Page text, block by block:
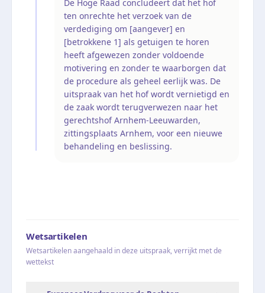
De Hoge Raad concludeert dat het hof
ten onrechte het verzoek van de
verdediging om [aangever] en
[betrokkene 1] als getuigen te horen
heeft afgewezen zonder voldoende
motivering en zonder te waarborgen dat
de procedure als geheel eerlijk was. De
uitspraak van het hof wordt vernietigd en
de zaak wordt terugverwezen naar het
gerechtshof Arnhem-Leeuwarden,
zittingsplaats Arnhem, voor een nieuwe
behandeling en beslissing.
Wetsartikelen
Wetsartikelen aangehaald in deze uitspraak, verrijkt met de
wettekst